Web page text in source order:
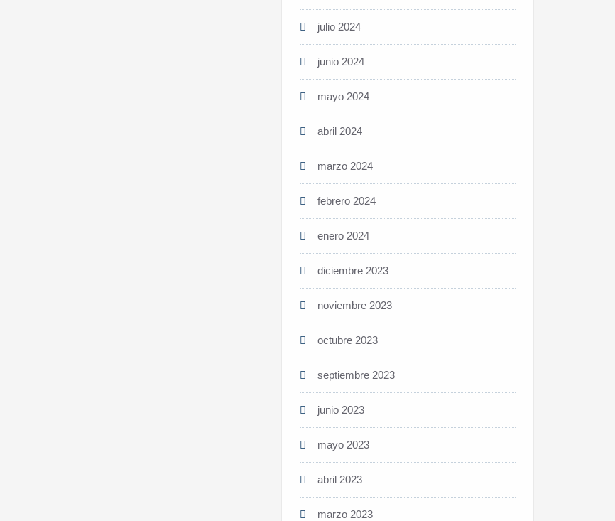
julio 2024
junio 2024
mayo 2024
abril 2024
marzo 2024
febrero 2024
enero 2024
diciembre 2023
noviembre 2023
octubre 2023
septiembre 2023
junio 2023
mayo 2023
abril 2023
marzo 2023